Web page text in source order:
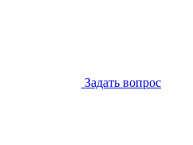
Задать вопрос